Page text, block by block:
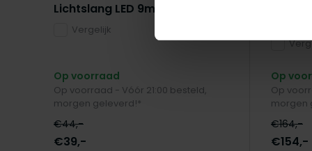
Lichtslang LED 9m
Vergelijk
Op voorraad
Op voorraad - Vóór 21:00 besteld,
morgen geleverd!*
€44,-
€39,-
Op
Op
morgen
€164,-
€154,-